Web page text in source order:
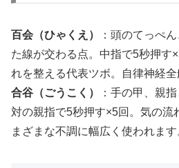
百会（ひゃくえ）
：頭のてっぺ
た線が交わる点。中指で5秒押す
れを整える代表ツボ。自律神経全
合谷（ごうこく）
：手の甲、親
対の親指で5秒押す×5回。気の流
まざまな不調に幅広く使われます